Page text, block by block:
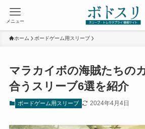
メニュー
ホーム ボードゲーム用スリーブ
マラカイボの海賊たちの
合うスリーブ6選を紹介
ボードゲーム用スリーブ 2024年4月4日